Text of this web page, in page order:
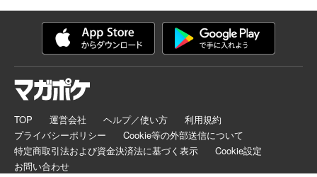
TOP 運営会社 ヘルプ／使い方
利用規約
プライバシーポリシー
Cookie等の外部送信について
特定商取引法および資金決済法に基づく表示
Cookie設定
お問い合わせ